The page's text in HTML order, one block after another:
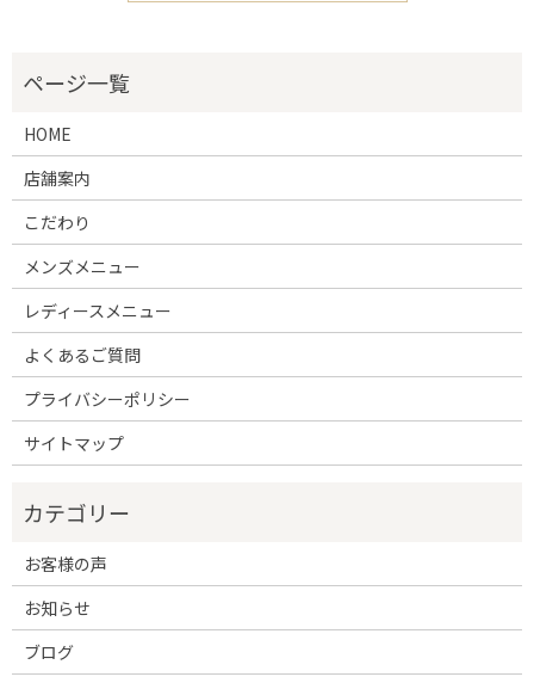
HOME
店舗案内
こだわり
メンズメニュー
レディースメニュー
よくあるご質問
プライバシーポリシー
サイトマップ
お客様の声
お知らせ
ブログ